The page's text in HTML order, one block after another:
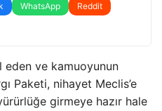
WhatsApp
Reddit
eden ve kamuoyunun
Paketi, nihayet Meclis’e
girmeye hazır hale